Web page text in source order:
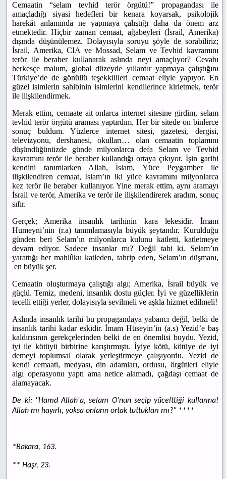
Cemaatin “selam tevhid terör örgütü!” propagandası ile
amaçladığı siyasi hedefleri bir kenara koyarsak, psikolojik
harekât anlamında ne yapmaya çalıştığı daha da önem arz
etmektedir. Hiçbir zaman cemaat, ağabeyleri (İsrail, Amerika)
dışında düşünülemez. Dolayısıyla soruyu şöyle de sorabiliriz;
İsrail, Amerika, CIA ve Mossad, Selam ve Tevhid kavramını
terör ile beraber kullanarak aslında neyi amaçlıyor? Cevabı
herkesçe malum, global düzeyde yıllardır yapmaya çalıştığını
Türkiye’de de gönüllü teşekkülleri cemaat eliyle yapıyor. En
güzel isimlerin sahibinin isimlerini kendilerince kirletmek, terör
ile ilişkilendirmek.
Merak ettim, cemaate ait onlarca internet sitesine girdim, selam
tevhid terör örgütü araması yaptırdım. Her bir sitede on binlerce
sonuç buldum. Yüzlerce internet sitesi, gazetesi, dergisi,
televizyonu, dershanesi, okulları… olan cemaatin toplamını
düşündüğünüzde günde milyonlarca defa Selam ve Tevhid
kavramını terör ile beraber kullandığı ortaya çıkıyor. İşin garibi
kendini tanımlarken Allah, İslam, Yüce Peygamber ile
ilişkilendiren cemaat, İslam’ın iki yüce kavramını milyonlarca
kez terör ile beraber kullanıyor. Yine merak ettim, aynı aramayı
İsrail ve terör, Amerika ve terör ile ilişkilendirerek aradım, sonuç
sıfır.
Gerçek; Amerika insanlık tarihinin kara lekesidir. İmam
Humeyni’nin (r.a) tanımlamasıyla büyük şeytandır. Kurulduğu
günden beri Selam’ın milyonlarca kulunu katletti, katletmeye
devam ediyor. Sadece insanlar mı? Değil tabi ki. Selam’ın
yarattığı her mahlûku katleden, tahrip eden, Selam’ın düşmanı,
en büyük şer.
Cemaatin oluşturmaya çalıştığı algı; Amerika, İsrail büyük ve
güçlü. Temiz, medeni, insanlık dostu güçler. İyi ve güzelliklerin
tecelli ettiği yerler, dolayısıyla sevilmeli ve aşkla hizmet edilmeli!
Aslında insanlık tarihi bu propagandaya yabancı değil, belki de
insanlık tarihi kadar eskidir. İmam Hüseyin’in (a.s) Yezid’e baş
kaldırısının gerekçelerinden belki de en önemlisi buydu. Yezid,
iyi ile kötüyü birbirine karıştırmıştı. İyiye kötü, kötüye de iyi
demeyi toplumsal olarak yerleştirmeye çalışıyordu. Yezid de
kendi cemaati, medyası, din adamları, ordusu, örgütleri eliyle
algı operasyonu yaptı ama netice alamadı, çağdaşı cemaat de
alamayacak.
De ki: "Hamd Allah'a, selam O'nun seçip yücelttiği kullarına!
Allah mı hayırlı, yoksa onların ortak tuttukları mı?" ****
*Bakara, 163.
** Haşr, 23.